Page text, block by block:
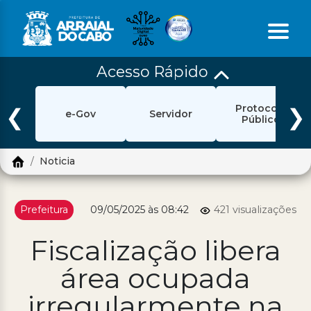
Início
Ouvidoria
Pesquisar
Política de Privacidade
Prefeitura
Diário Oficial
Acesso Rápido
❮ e-Gov Servidor
Protocolo
Público
❯
Noticia
Prefeitura 09/05/2025 às 08:42 421 visualizações
Fiscalização libera
área ocupada